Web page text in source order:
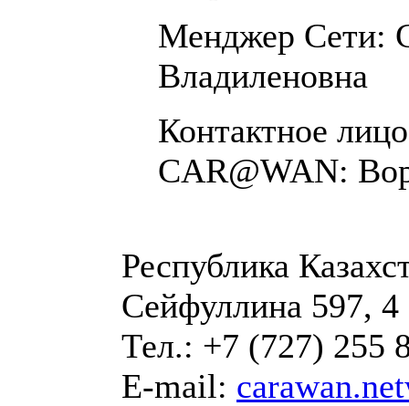
Менджер Сети:
Владиленовна
Контактное
CAR@WAN:
Республика
Сейфуллина 597, 4
Тел.: +7 (727) 255
E-mail: